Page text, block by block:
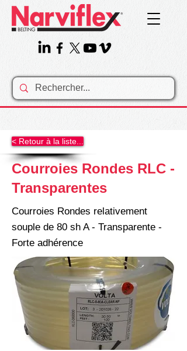
< Retour à la liste...
Courroies Rondes RLC -
Transparentes
Courroies Rondes relativement
souple de 80 sh A - Transparente -
Forte adhérence